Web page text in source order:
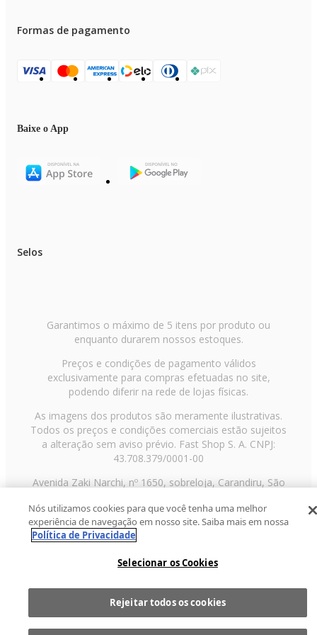
Formas de pagamento
Baixe o App
Selos
Garantimos o máximo de 5 itens por produto ou
enquanto durarem nossos estoques.
Preços e condições de pagamento válidos
exclusivamente para compras efetuadas no site,
podendo diferir na rede de lojas físicas.
As imagens dos produtos são meramente ilustrativas.
Todos os preços e condições comerciais estão sujeitos
a alteração sem aviso prévio. Fast Shop S. A. CNPJ:
43.708.379/0001-00
Avenida Zaki Narchi, nº 1650, sobreloja, Carandiru, São
2013 Fast Shop - Todos os direitos reservadosRF
Nós utilizamos cookies para que você tenha uma melhor
experiência de navegação em nosso site. Saiba mais em nossa
Política de Privacidade
Selecionar os Cookies
Rejeitar todos os cookies